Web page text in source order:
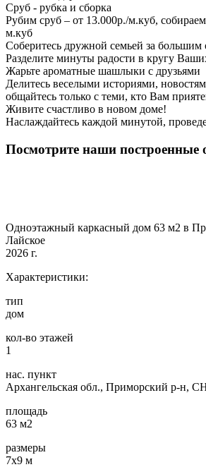
Сруб - рубка и сборка
Рубим сруб – от 13.000р./м.куб,
м.куб
Соберитесь дружной семьей за большим
Разделите минуты радости в кругу
Жарьте ароматные шашлыки с друзьями
Делитесь веселыми историями,
общайтесь только с теми, кто Вам
Живите счастливо в новом доме!
Наслаждайтесь каждой минутой,
Посмотрите наши построенные
Одноэтажный каркасный дом 63 м2 в
Лайское
2026 г.
Характеристики:
тип
дом
кол-во этажей
1
нас. пункт
Архангельская обл., Приморский р-н,
площадь
63 м2
размеры
7х9 м